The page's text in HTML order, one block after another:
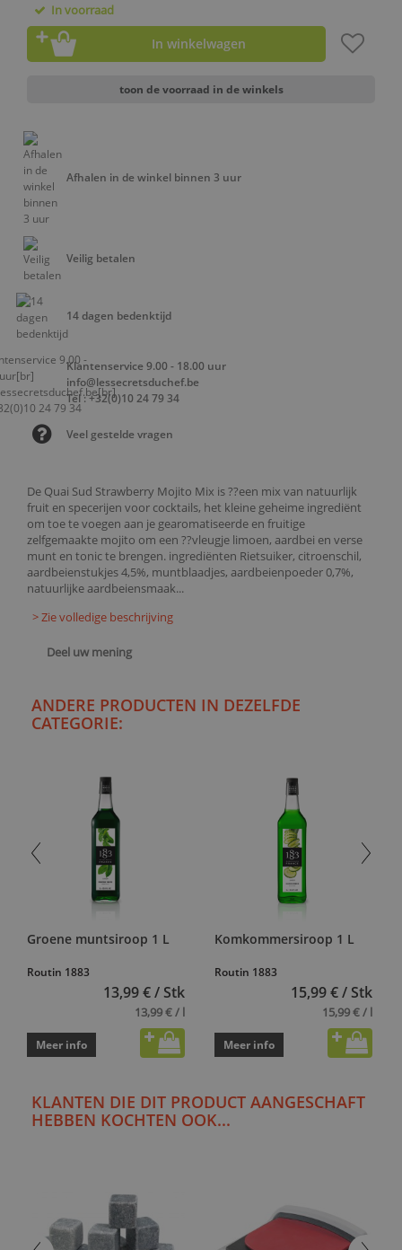
De Quai Sud Strawberry Mojito Mix is ??een mix van natuurlijk
fruit en specerijen voor cocktails, het kleine geheime ingrediënt
om toe te voegen aan je gearomatiseerde en fruitige
zelfgemaakte mojito om een ??vleugje limoen, aardbei en verse
munt en tonic te brengen. ingrediënten Rietsuiker, citroenschil,
aardbeienstukjes 4,5%, muntblaadjes, aardbeienpoeder 0,7%,
natuurlijke aardbeiensmaak...
> Zie volledige beschrijving
Deel uw mening
In voorraad
In winkelwagen
toon de voorraad in de winkels
Afhalen in de winkel binnen 3 uur
Veilig betalen
14 dagen bedenktijd
Klantenservice 9.00 - 18.00 uur
info@lessecretsduchef.be
Tel : +32(0)10 24 79 34
Veel gestelde vragen
ANDERE PRODUCTEN IN DEZELFDE
CATEGORIE:
Groene muntsiroop 1 L
Routin 1883
13,99 € / Stk
13,99 € / l
Meer info
Komkommersiroop 1 L
Routin 1883
15,99 € / Stk
15,99 € / l
Meer info
KLANTEN DIE DIT PRODUCT AANGESCHAFT
HEBBEN KOCHTEN OOK...